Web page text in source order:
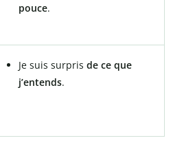
pouce.
Je suis surpris de ce que
j’entends.